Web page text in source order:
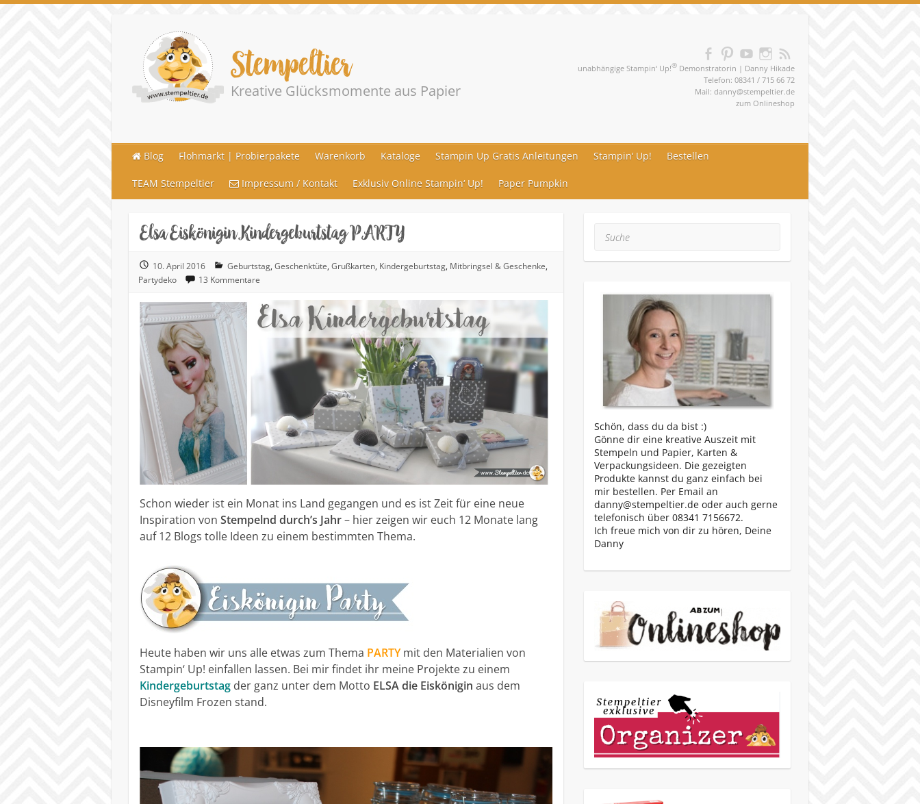
unabhängige Stampin‘ Up!® Demonstratorin | Danny Hikade
Telefon: 08341 / 715 66 72
Mail: danny@stempeltier.de
zum Onlineshop
Stempeltier
Kreative Glücksmomente aus Papier
Blog Flohmarkt | Probierpakete Warenkorb Kataloge Stampin Up Gratis Anleitungen Stampin‘ Up! Bestellen
TEAM Stempeltier Impressum / Kontakt Exklusiv Online Stampin‘ Up! Paper Pumpkin
Elsa Eiskönigin Kindergeburtstag PARTY
10. April 2016 Geburtstag, Geschenktüte, Grußkarten, Kindergeburtstag, Mitbringsel & Geschenke,
Partydeko
13 Kommentare
Schon wieder ist ein Monat ins Land gegangen und es ist Zeit für eine neue
Inspiration vonStempelnd durch’s Jahr– hier zeigen wir euch 12 Monate lang
auf 12 Blogs tolle Ideen zu einem bestimmten Thema.
Heute haben wir uns alle etwas zum Thema PARTY mit den Materialien von
Stampin‘ Up! einfallen lassen. Bei mir findet ihr meine Projekte zu einem
Kindergeburtstag der ganz unter dem Motto ELSA die Eiskönigin aus dem
Disneyfilm Frozen stand.
Schön, dass du da bist :)
Gönne dir eine kreative Auszeit mit
Stempeln und Papier, Karten &
Verpackungsideen. Die gezeigten
Produkte kannst du ganz einfach bei
mir bestellen. Per Email an
danny@stempeltier.de oder auch gerne
telefonisch über 08341 7156672.
Ich freue mich von dir zu hören, Deine
Danny